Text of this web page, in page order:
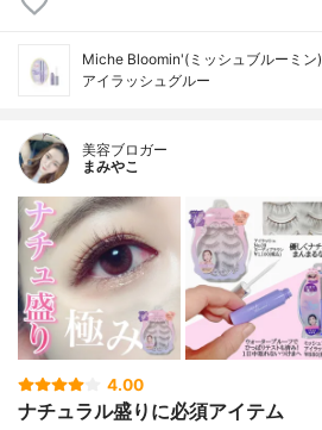
Miche Bloomin'(ミッシュブルーミン)
アイラッシュグルー
美容ブロガー
まみやこ
4.00
ナチュラル盛りに必須アイテム